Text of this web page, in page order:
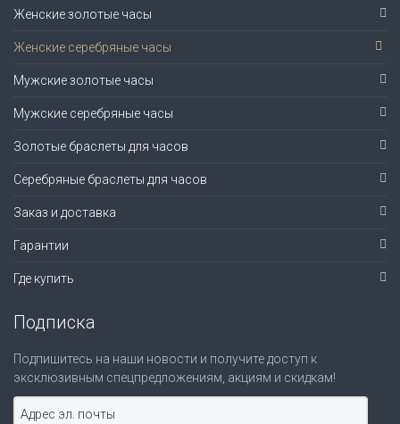
Женские золотые часы
Женские серебряные часы
Мужские золотые часы
Мужские серебряные часы
Золотые браслеты для часов
Серебряные браслеты для часов
Заказ и доставка
Гарантии
Где купить
Подписка
Подпишитесь на наши новости и получите доступ к
эксклюзивным спецпредложениям, акциям и скидкам!